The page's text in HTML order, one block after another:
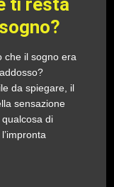
ti resta
che il sogno era
da spiegare, il
sensazione
di